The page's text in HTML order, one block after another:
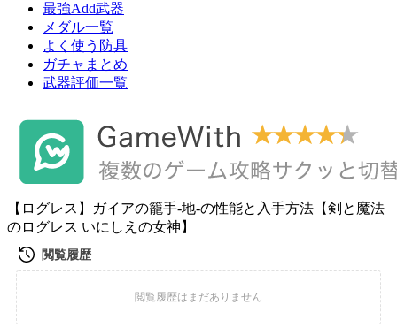
最強Add武器
メダル一覧
よく使う防具
ガチャまとめ
武器評価一覧
【ログレス】ガイアの籠手-地-の性能と入手方法【剣と魔法
のログレス いにしえの女神】